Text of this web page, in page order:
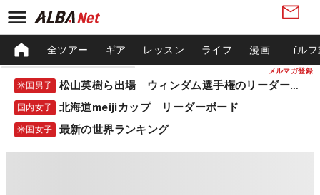
メルマガ登録
全ツアー ギア レッスン ライフ 漫画 ゴル
米国男子 松山英樹ら出場 ウィンダム選手権のリーダーボード
国内女子 北海道meijiカップ リーダーボード
米国女子 最新の世界ランキング